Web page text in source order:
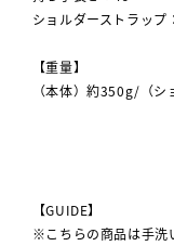
ショルダーストラップ
【重量】
（本体）約350g/（
【GUIDE】
※こちらの商品は手洗